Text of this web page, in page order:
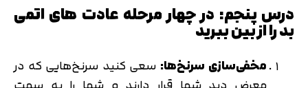
درس پنجم: در چهار مرحله عادت های اتمی
بد را از بین ببرید
مخفی‌سازی سرنخ‌ها: سعی کنید سرنخ‌هایی که در